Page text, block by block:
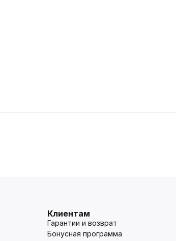
Клиентам
Гарантии и возврат
Бонусная программа